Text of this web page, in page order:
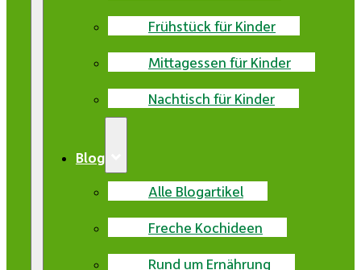
Frühstück für Kinder
Mittagessen für Kinder
Nachtisch für Kinder
Blog
Alle Blogartikel
Freche Kochideen
Rund um Ernährung